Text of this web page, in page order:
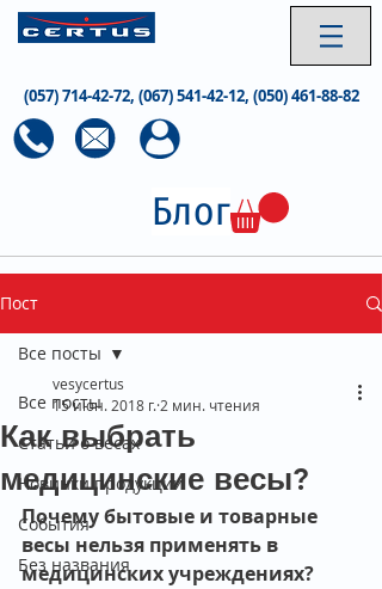
(057) 714-42-72, (067) 541-42-12, (050) 461-88-82
Блог
Пост
Все посты
Статьи о весах
Новинки продукции
События
Без названия
Все посты
Как выбрать
медицинские весы?
vesycertus
15 июн. 2018 г. 2 мин. чтения
Почему бытовые и товарные
весы нельзя применять в
медицинских учреждениях?